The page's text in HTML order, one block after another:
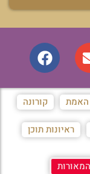
האמת קורונה
ראיונות תוכן